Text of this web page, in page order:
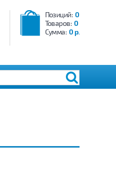
Позиций: 0
Товаров: 0
Сумма: 0 р.